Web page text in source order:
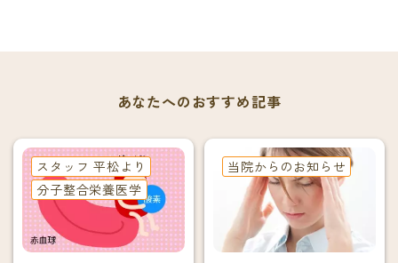
あなたへのおすすめ記事
スタッフ 平松より
分子整合栄養医学
当院からのお知らせ